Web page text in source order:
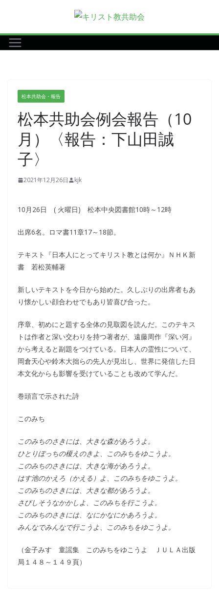
テ
ン
松本共助会・報告
松本共助会例会報告（10
月）〈報告：下山田誠
子〉
2021年12月26日 kjk
10月26日 ( 火曜日) 松本中央図書館10時～12時
出席6名。ロマ書11章17～18節。
テキスト『日本人にとってキリスト教とは何か』ＮＨＫ新
書 若松英輔著
新しいテキストを今日から始めた。久しぶりの出席者もあ
り懐かしい顔合わせでもあり皆喜び合った。
序章、初めにと題する全体の見取図を読んだ。このテキス
トは作者と深い交わりを持つ著者が、遠藤周作『深い河』
から考えると副題をつけている。日本人の霊性について、
岡倉天心や鈴木大拙らの先人が見出し、世界に発信した日
本文化からも影響を受けていることも改めて学んだ。
巻頭言で示された詩
このみち
このみちのさきには、大きな森があろうよ。
ひとりぼっちの榎えのきよ、このみちをゆこうよ。
このみちのさきには、大きな海があろうよ。
はす池のかえろ（かえる）よ、このみちをゆこうよ。
このみちのさきには、大きな都があろうよ。
さびしそうなかかしよ、このみちを行こうよ。
このみちのさきには、なにかなにかあろうよ。
みんなでみんなで行こうよ、このみちをゆこうよ。
（金子みすゞ童謡集 このみちをゆこうよ ＪＵＬＡ出版
局１４８～１４９頁）